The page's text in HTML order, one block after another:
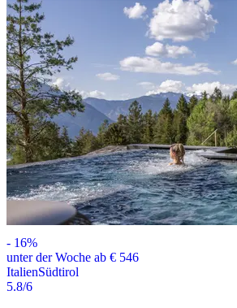
- 16%
unter der Woche ab € 546
ItalienSüdtirol
5.8/6